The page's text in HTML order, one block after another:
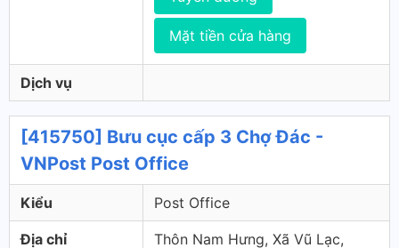
Mặt tiền cửa hàng
Dịch vụ
[415750] Bưu cục cấp 3 Chợ Đác -
VNPost Post Office
Kiểu Post Office
Địa chỉ
Thôn Nam Hưng, Xã Vũ Lạc,